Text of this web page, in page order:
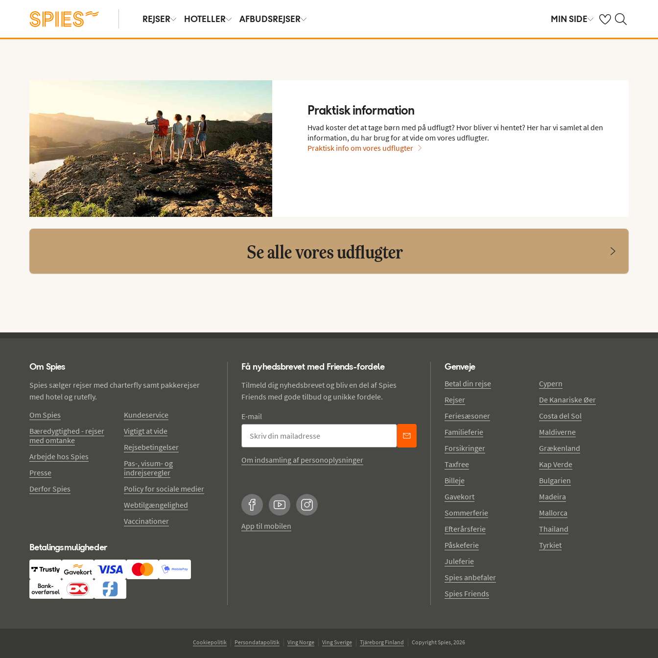
REJSER HOTELLER AFBUDSREJSER MIN SIDE Se dine gemte
Søg på spies.dk
Praktisk information
Hvad koster det at tage børn med på udflugt? Hvor bliver vi hentet? Her har vi samlet al den
information, du har brug for at vide om vores udflugter.
Praktisk info om vores udflugter
Se alle vores udflugter
Om Spies
Spies sælger rejser med charterfly samt pakkerejser
med hotel og rutefly.
Om Spies
Bæredygtighed - rejser
med omtanke
Arbejde hos Spies
Presse
Derfor Spies
Kundeservice
Vigtigt at vide
Rejsebetingelser
Pas-, visum- og
indrejseregler
Policy for sociale medier
Webtilgængelighed
Vaccinationer
Betalingsmuligheder
Få nyhedsbrevet med Friends-fordele
Tilmeld dig nyhedsbrevet og bliv en del af Spies
Friends med gode tilbud og unikke fordele.
E-mail
Om indsamling af personoplysninger
FacebookYouTubeInstagram
App til mobilen
Genveje
Betal din rejse
Rejser
Feriesæsoner
Familieferie
Forsikringer
Taxfree
Billeje
Gavekort
Sommerferie
Efterårsferie
Påskeferie
Juleferie
Spies anbefaler
Spies Friends
Cypern
De Kanariske Øer
Costa del Sol
Maldiverne
Grækenland
Kap Verde
Bulgarien
Madeira
Mallorca
Thailand
Tyrkiet
Cookiepolitik Persondatapolitik Ving Norge Ving Sverige Tjäreborg Finland Copyright Spies, 2026